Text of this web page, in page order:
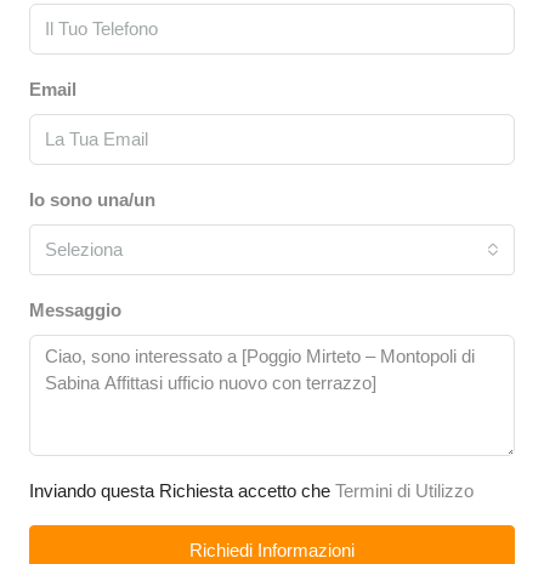
Email
Io sono una/un
Seleziona
Messaggio
Inviando questa Richiesta accetto che Termini di Utilizzo
Richiedi Informazioni